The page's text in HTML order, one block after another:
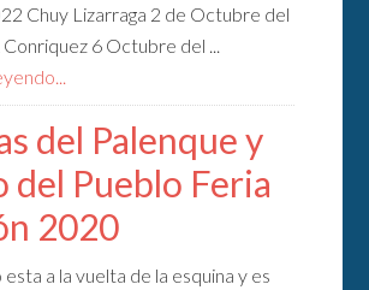
Chuy Lizarraga 2 de Octubre del
6 Octubre del ...
del Palenque y
del Pueblo Feria
2020
esta a la vuelta de la esquina y es